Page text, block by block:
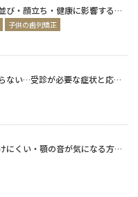
子供の口呼吸は歯並び・顔立ち・健康に影響するって本当？
子供の歯列矯正
歯茎から血が止まらない…受診が必要な症状と応急処置の正しい方法|春日市歯医者が解説
顎が痛い・口が開けにくい・顎の音が気になる方へ ―それは顎関節症のサインかもしれません